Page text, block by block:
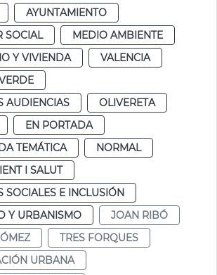
AYUNTAMIENTO
SOCIAL
MEDIO AMBIENTE
Y VIVIENDA
VALENCIA
AUDIENCIAS
OLIVERETA
EN PORTADA
TEMÁTICA
NORMAL
I SALUT
SOCIALES E INCLUSIÓN
Y URBANISMO
JOAN RIBÓ
TRES FORQUES
URBANA